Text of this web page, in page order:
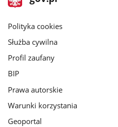
gov.pl
gov.pl
Polityka cookies
Służba cywilna
Profil zaufany
BIP
Prawa autorskie
Warunki korzystania
Geoportal